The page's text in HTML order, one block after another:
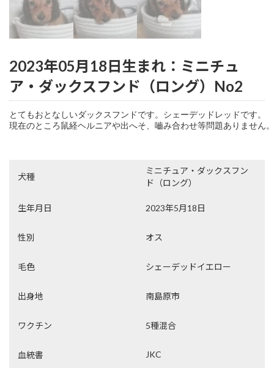
2023年05月18日生まれ：ミニチュ
ア・ダックスフンド（ロング）No2
とてもおとなしいダックスフンドです。シェーデッドレッドです。
現在のところ鼠経ヘルニアや出へそ、嚙み合わせ等問題ありません。
犬種
ミニチュア・ダックスフン
ド（ロング）
生年月日 2023年5月18日
性別 オス
毛色 シェーデッドイエロー
出身地 南島原市
ワクチン 5種混合
血統書 JKC